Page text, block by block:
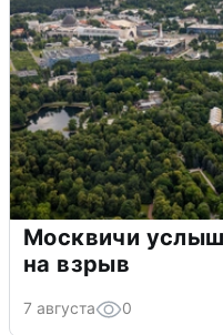
Москвичи
на взрыв
7 августа 0